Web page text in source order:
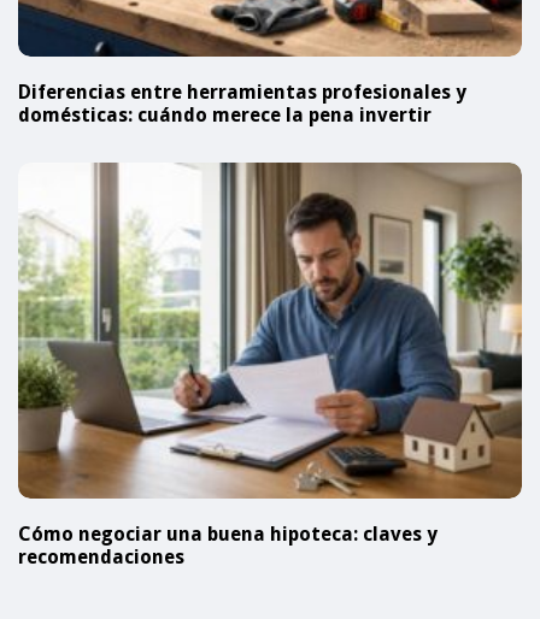
Diferencias entre herramientas profesionales y
domésticas: cuándo merece la pena invertir
Cómo negociar una buena hipoteca: claves y
recomendaciones